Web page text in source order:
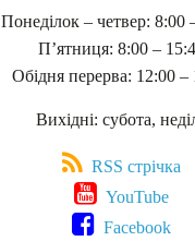
Понеділок – четвер: 8:00
П’ятниця: 8:00 –
Обідня перерва: 12:00 –
Вихідні: субота,
RSS стрічка
YouTube
Facebook